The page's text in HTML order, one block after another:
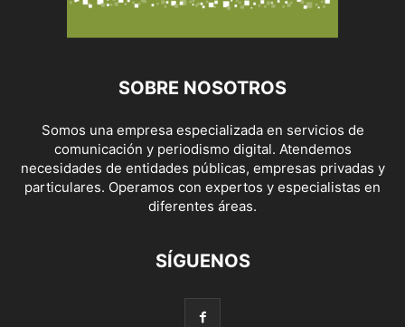
SOBRE NOSOTROS
Somos una empresa especializada en servicios de
comunicación y periodismo digital. Atendemos
necesidades de entidades públicas, empresas privadas y
particulares. Operamos con expertos y especialistas en
diferentes áreas.
SÍGUENOS